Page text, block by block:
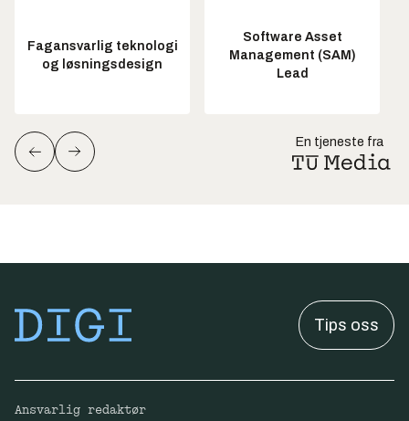
Fagansvarlig teknologi
og løsningsdesign
Software Asset
Management (SAM)
Lead
En tjeneste fra
Tips oss
Ansvarlig redaktør